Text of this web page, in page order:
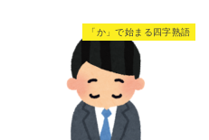
「か」で始まる四字熟語